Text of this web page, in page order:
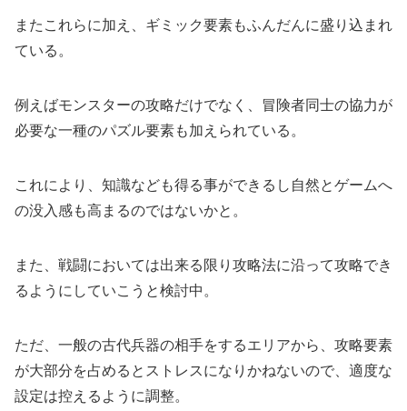
またこれらに加え、ギミック要素もふんだんに盛り込まれ
ている。
例えばモンスターの攻略だけでなく、冒険者同士の協力が
必要な一種のパズル要素も加えられている。
これにより、知識なども得る事ができるし自然とゲームへ
の没入感も高まるのではないかと。
また、戦闘においては出来る限り攻略法に沿って攻略でき
るようにしていこうと検討中。
ただ、一般の古代兵器の相手をするエリアから、攻略要素
が大部分を占めるとストレスになりかねないので、適度な
設定は控えるように調整。